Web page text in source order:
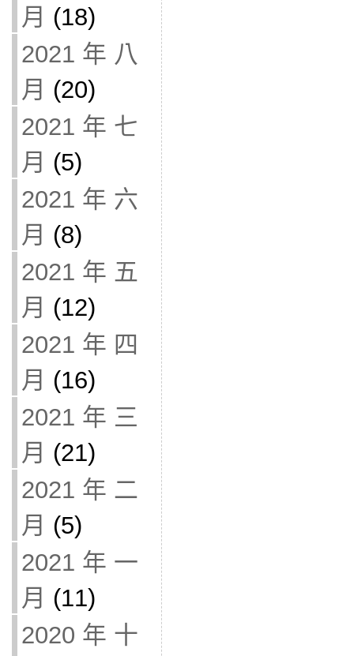
月 (18)
2021 年 八
月 (20)
2021 年 七
月 (5)
2021 年 六
月 (8)
2021 年 五
月 (12)
2021 年 四
月 (16)
2021 年 三
月 (21)
2021 年 二
月 (5)
2021 年 一
月 (11)
2020 年 十